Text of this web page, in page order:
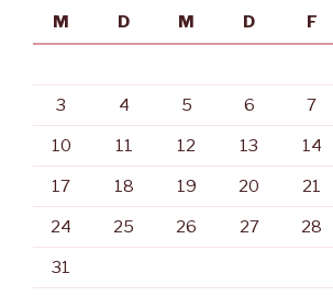
M
D M D F
3 4 5 6 7
10 11 12 13 14
17 18 19 20 21
24 25 26 27 28
31